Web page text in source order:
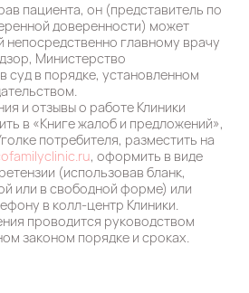
пациента, он (представитель по
доверенности) может
главному врачу
Министерство
суд в порядке, установленном
и отзывы о работе Клиники
в «Книге жалоб и предложений»,
потребителя, разместить на
, оформить в виде
(использовав бланк,
или в свободной форме) или
в колл-центр Клиники.
проводится руководством
законом порядке и сроках.